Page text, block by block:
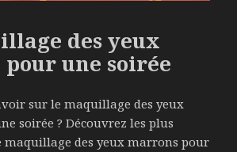
des yeux
une soirée
sur le maquillage des yeux
soirée ? Découvrez les plus
maquillage des yeux marrons pour